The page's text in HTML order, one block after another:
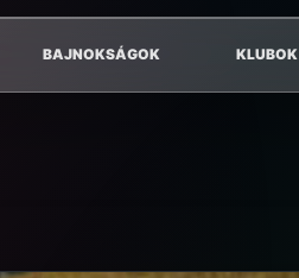
BAJNOKSÁGOK KLUBOK